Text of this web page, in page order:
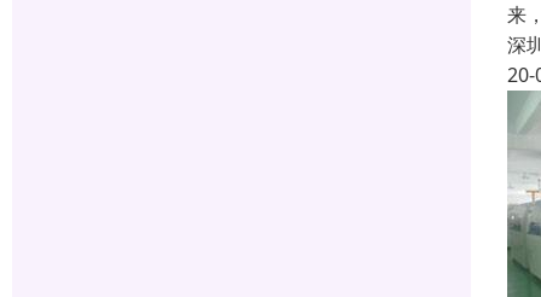
来
深
20-